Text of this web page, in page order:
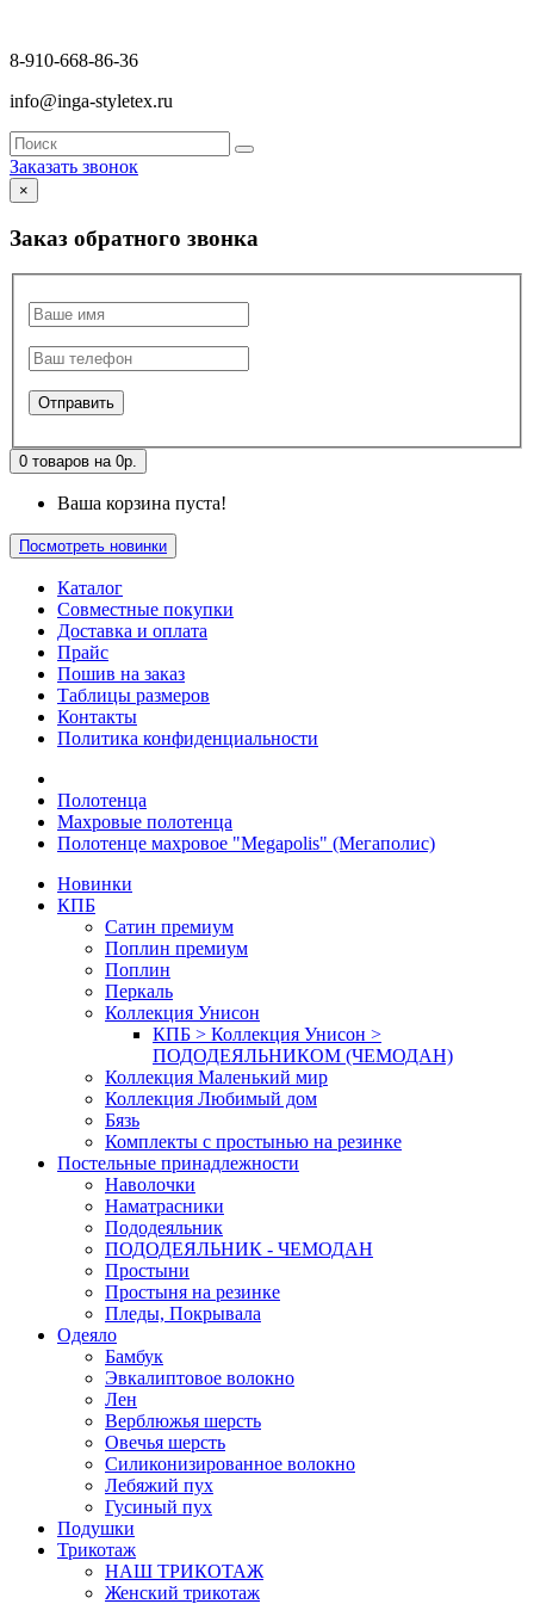
8-910-668-86-36
info@inga-styletex.ru
Заказать звонок
×
Заказ обратного звонка
0 товаров на 0р.
Ваша корзина пуста!
Посмотреть новинки
Каталог
Совместные покупки
Доставка и оплата
Прайс
Пошив на заказ
Таблицы размеров
Контакты
Политика конфиденциальности
Полотенца
Махровые полотенца
Полотенце махровое "Megapolis" (Мегаполис)
Новинки
КПБ
Сатин премиум
Поплин премиум
Поплин
Перкаль
Коллекция Унисон
КПБ > Коллекция Унисон >
ПОДОДЕЯЛЬНИКОМ (ЧЕМОДАН)
Коллекция Маленький мир
Коллекция Любимый дом
Бязь
Комплекты с простынью на резинке
Постельные принадлежности
Наволочки
Наматрасники
Пододеяльник
ПОДОДЕЯЛЬНИК - ЧЕМОДАН
Простыни
Простыня на резинке
Пледы, Покрывала
Одеяло
Бамбук
Эвкалиптовое волокно
Лен
Верблюжья шерсть
Овечья шерсть
Силиконизированное волокно
Лебяжий пух
Гусиный пух
Подушки
Трикотаж
НАШ ТРИКОТАЖ
Женский трикотаж